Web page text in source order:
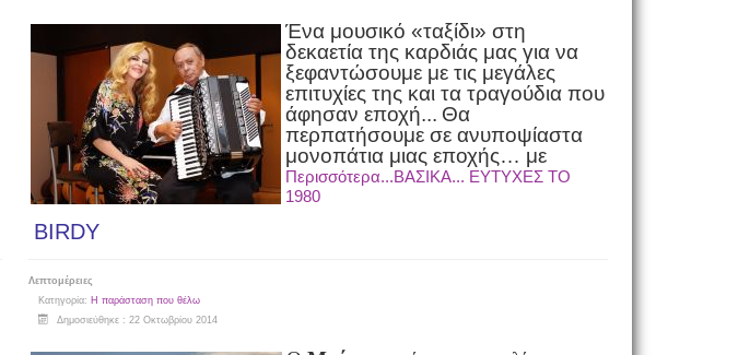
Ένα μουσικό «ταξίδι» στη
δεκαετία της καρδιάς μας για να
ξεφαντώσουμε με τις μεγάλες
επιτυχίες της και τα τραγούδια που
άφησαν εποχή... Θα
περπατήσουμε σε ανυποψίαστα
μονοπάτια μιας εποχής… με
Περισσότερα...ΒΑΣΙΚΑ... ΕΥΤΥΧΕΣ ΤΟ
1980
BIRDY
Λεπτομέρειες
Κατηγορία: Η παράσταση που θέλω
Δημοσιεύθηκε : 22 Οκτωβρίου 2014